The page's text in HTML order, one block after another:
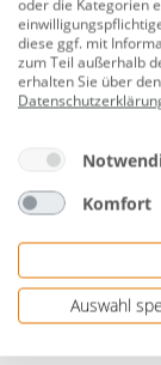
Produktnummer:
Diese
über Fliesen,
Maß: 60 x 80
Farbe:
Material:
extrem
oder die Kategorien
diese ggf. mit
zum Teil außerhalb
erhalten Sie über
Komfort
Auswahl